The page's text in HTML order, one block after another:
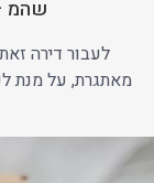
שהמ
לעבור דירה
מאתגרת, על מנת